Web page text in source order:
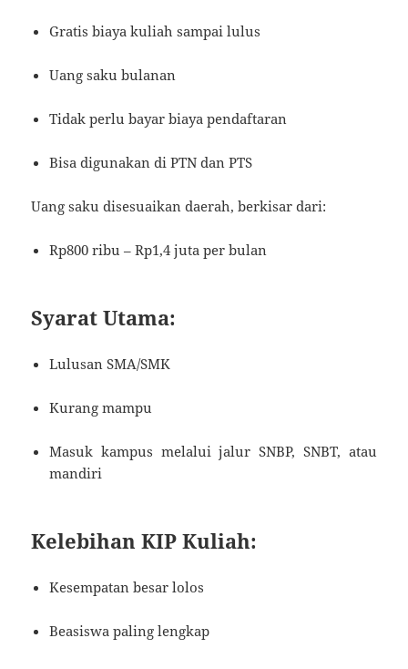
Gratis biaya kuliah sampai lulus
Uang saku bulanan
Tidak perlu bayar biaya pendaftaran
Bisa digunakan di PTN dan PTS
Uang saku disesuaikan daerah, berkisar dari:
Rp800 ribu – Rp1,4 juta per bulan
Syarat Utama:
Lulusan SMA/SMK
Kurang mampu
Masuk kampus melalui jalur SNBP, SNBT, atau
mandiri
Kelebihan KIP Kuliah:
Kesempatan besar lolos
Beasiswa paling lengkap